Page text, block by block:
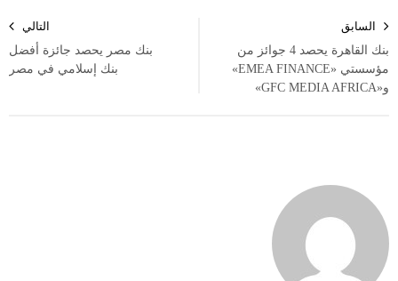
المقالات
السابق
بنك القاهرة يحصد 4 جوائز من
مؤسستي «EMEA FINANCE»
و«GFC MEDIA AFRICA»
التالي
بنك مصر يحصد جائزة أفضل
بنك إسلامي في مصر